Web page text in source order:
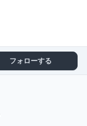
フォローする